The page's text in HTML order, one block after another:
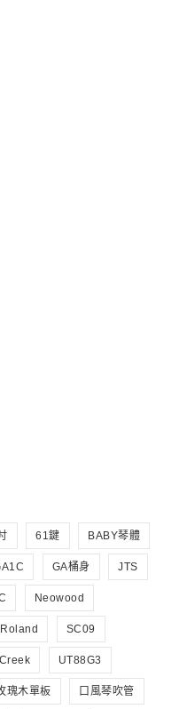
61鍵 BABY琴體
GA桶身 JTS
Neowood
Roland SC09
UT88G3
瑰木單板 口風琴吹管